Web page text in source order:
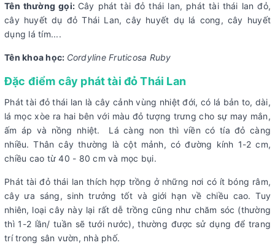
Tên thường gọi: Cây phát tài đỏ thái lan, phát tài thái lan đỏ,
cây huyết dụ đỏ Thái Lan, cây huyết dụ lá cong, cây huyết
dụng lá tím....
Tên khoa học: Cordyline Fruticosa Ruby
Đặc điểm cây phát tài đỏ Thái Lan
Phát tài đỏ thái lan là cây cảnh vùng nhiệt đới, có lá bản to, dài,
lá mọc xòe ra hai bên với màu đỏ tượng trưng cho sự may mắn,
ấm áp và nồng nhiệt. Lá càng non thì viền có tía đỏ càng
nhiều. Thân cây thường là cột mảnh, có đường kính 1-2 cm,
chiều cao từ 40 - 80 cm và mọc bụi.
Phát tài đỏ thái lan thích hợp trồng ở những nơi có ít bóng râm,
cây ưa sáng, sinh trưởng tốt và giới hạn về chiều cao. Tuy
nhiên, loại cây này lại rất dễ trồng cũng như chăm sóc (thường
thì 1-2 lần/ tuần sẽ tưới nước), thường được sử dụng để trang
trí trong sân vườn, nhà phố.